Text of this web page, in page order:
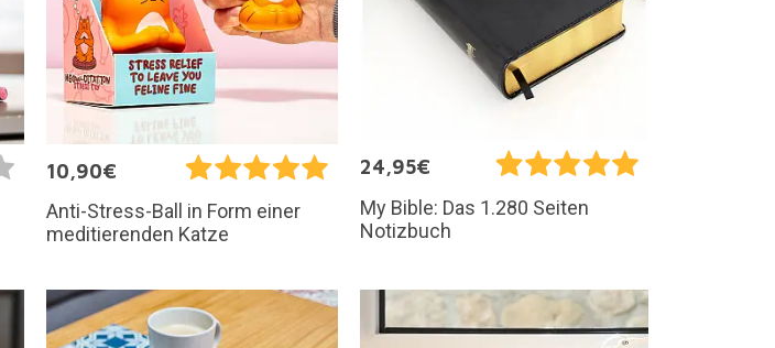
10,90€
Anti-Stress-Ball in Form einer
meditierenden Katze
24,95€
My Bible: Das 1.280 Seiten
Notizbuch